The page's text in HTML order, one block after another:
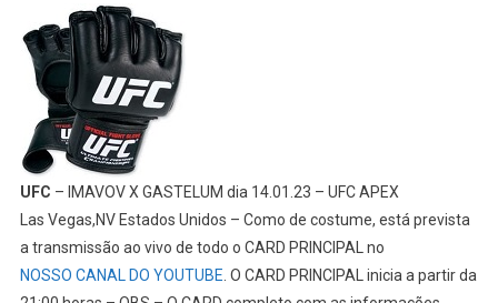
UFC – IMAVOV X GASTELUM dia 14.01.23 – UFC APEX
Las Vegas,NV Estados Unidos – Como de costume, está prevista
a transmissão ao vivo de todo o CARD PRINCIPAL no
NOSSO CANAL DO YOUTUBE . O CARD PRINCIPAL inicia a partir da